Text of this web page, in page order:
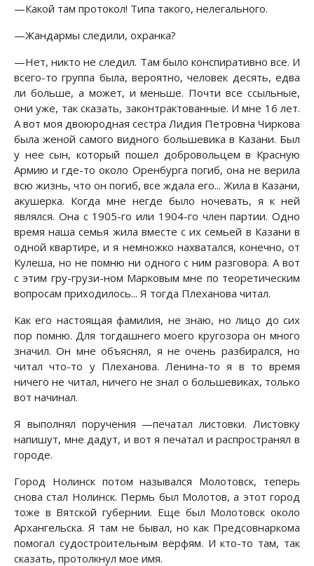
—Какой там протокол! Типа такого, нелегального.
—Жандармы следили, охранка?
—Нет, никто не следил. Там было конспиративно все. И
всего-то группа была, вероятно, человек десять, едва
ли больше, а может, и меньше. Почти все ссыльные,
они уже, так сказать, законтрактованные. И мне 16 лет.
А вот моя двоюродная сестра Лидия Петровна Чиркова
была женой самого видного большевика в Казани. Был
у нее сын, который пошел добровольцем в Красную
Армию и где-то около Оренбурга погиб, она не верила
всю жизнь, что он погиб, все ждала его... Жила в Казани,
акушерка. Когда мне негде было ночевать, я к ней
являлся. Она с 1905-го или 1904-го член партии. Одно
время наша семья жила вместе с их семьей в Казани в
одной квартире, и я немножко нахватался, конечно, от
Кулеша, но не помню ни одного с ним разговора. А вот
с этим гру-грузи-ном Марковым мне по теоретическим
вопросам приходилось... Я тогда Плеханова читал.
Как его настоящая фамилия, не знаю, но лицо до сих
пор помню. Для тогдашнего моего кругозора он много
значил. Он мне объяснял, я не очень разбирался, но
читал что-то у Плеханова. Ленина-то я в то время
ничего не читал, ничего не знал о большевиках, только
вот начинал.
Я выполнял поручения —печатал листовки. Листовку
напишут, мне дадут, и вот я печатал и распространял в
городе.
Город Нолинск потом назывался Молотовск, теперь
снова стал Нолинск. Пермь был Молотов, а этот город
тоже в Вятской губернии. Еще был Молотовск около
Архангельска. Я там не бывал, но как Предсовнаркома
помогал судостроительным верфям. И кто-то там, так
сказать, протолкнул мое имя.